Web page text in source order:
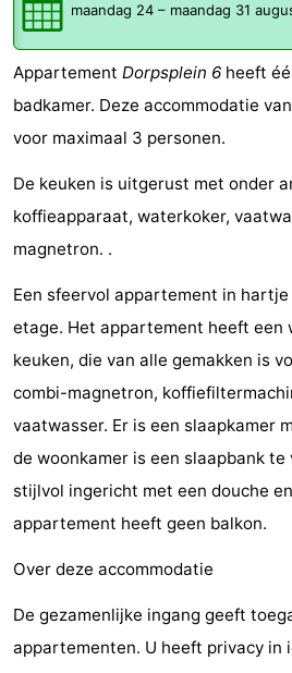
Résidence
Dishoek
(&
breakfasts)
Campings
Hotels
-
Duinhof
Dishoek
-
Galgewei
-
Meerpaal
-
Noordzee
Resort
Vlissingen
-
Noordzee
Résidence
Dishoek
-
Strandcamping
Valkenisse
-
Strandpark
Zeeland
-
Vebenabos
-
Westduin
Last
maandag 24 – maandag 31
Appartement Dorpsplein 6 heeft
badkamer. Deze accommodatie
voor maximaal 3 personen.
De keuken is uitgerust met onder
koffieapparaat, waterkoker,
magnetron. .
Een sfeervol appartement in hartje
etage. Het appartement heeft een
keuken, die van alle gemakken is
combi-magnetron,
vaatwasser. Er is een slaapkamer
de woonkamer is een slaapbank te
stijlvol ingericht met een douche
appartement heeft geen balkon.
Over deze accommodatie
De gezamenlijke ingang geeft
appartementen. U heeft privacy in